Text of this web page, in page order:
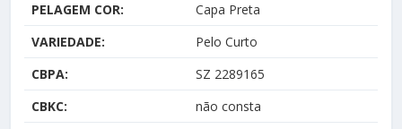
PELAGEM COR:
Capa Preta
VARIEDADE:
Pelo Curto
CBPA:
SZ 2289165
CBKC:
não consta